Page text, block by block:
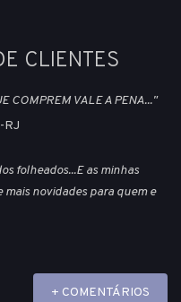
CLIENTES
COMPREM VALE A PENA..."
RJ
folheados...E as minhas
mais novidades para quem e
+ COMENTÁRIOS